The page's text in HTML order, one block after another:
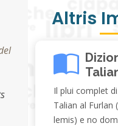
Altris
Il plui complet
Talian al Furlan
lemis) e no